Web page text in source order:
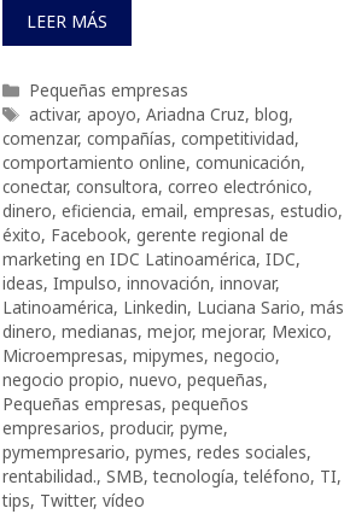
LEER MÁS
Categorías
Pequeñas empresas
Etiquetas
activar, apoyo, Ariadna Cruz, blog,
comenzar, compañías, competitividad,
comportamiento online, comunicación,
conectar, consultora, correo electrónico,
dinero, eficiencia, email, empresas, estudio,
éxito, Facebook, gerente regional de
marketing en IDC Latinoamérica, IDC,
ideas, Impulso, innovación, innovar,
Latinoamérica, Linkedin, Luciana Sario, más
dinero, medianas, mejor, mejorar, Mexico,
Microempresas, mipymes, negocio,
negocio propio, nuevo, pequeñas,
Pequeñas empresas, pequeños
empresarios, producir, pyme,
pymempresario, pymes, redes sociales,
rentabilidad., SMB,tecnología,teléfono, TI,
tips, Twitter, vídeo